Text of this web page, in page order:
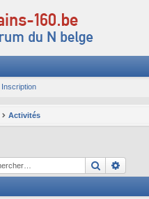
Inscription
Activités
Rechercher